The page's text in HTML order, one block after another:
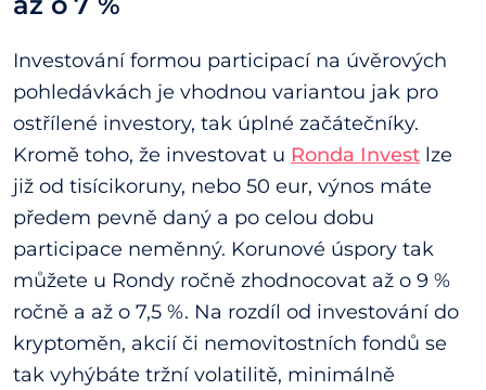
Investování formou participací na úvěrových
pohledávkách je vhodnou variantou jak pro
ostřílené investory, tak úplné začátečníky.
Kromě toho, že investovat u Ronda Invest lze
již od tisícikoruny, nebo 50 eur, výnos máte
předem pevně daný a po celou dobu
participace neměnný. Korunové úspory tak
můžete u Rondy ročně zhodnocovat až o 9 %
ročně a až o 7,5 %. Na rozdíl od investování do
kryptoměn, akcií či nemovitostních fondů se
tak vyhýbáte tržní volatilitě, minimálně